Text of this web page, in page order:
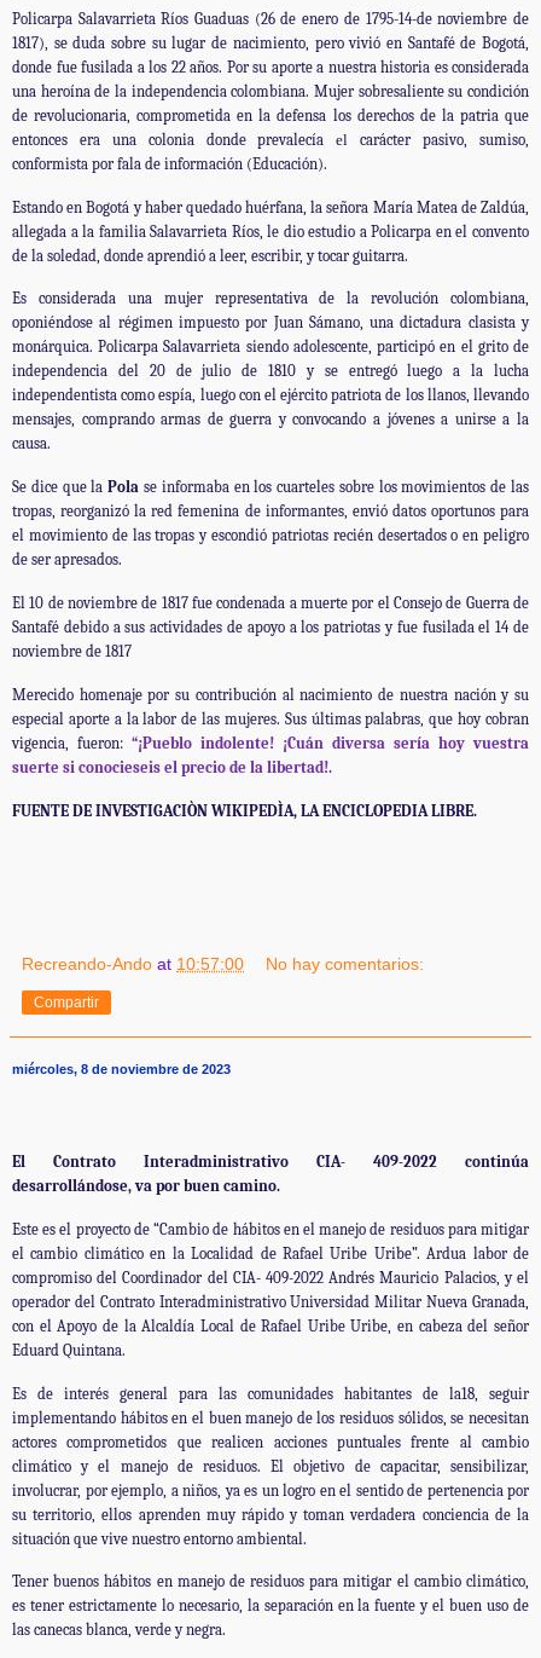
Policarpa Salavarrieta Ríos Guaduas (26 de enero de 1795-14-de noviembre de
1817), se duda sobre su lugar de nacimiento, pero vivió en Santafé de Bogotá,
donde fue fusilada a los 22 años. Por su aporte a nuestra historia es considerada
una heroína de la independencia colombiana. Mujer sobresaliente su condición
de revolucionaria, comprometida en la defensa los derechos de la patria que
entonces era una colonia donde prevalecíaelcarácter
pasivo, sumiso,
conformista por fala de información (Educación).
Estando en Bogotá y haber quedado huérfana, la señora María Matea de Zaldúa,
allegada a la familia Salavarrieta Ríos, le dio estudio a Policarpa en el convento
de la soledad, donde aprendió a leer, escribir, y tocar guitarra.
Es considerada una mujer representativa de la revolución colombiana,
oponiéndose al régimen impuesto por Juan Sámano, una dictadura clasista y
monárquica. Policarpa Salavarrieta siendo adolescente, participó en el grito de
independencia del 20 de julio de 1810 y se entregó luego a la lucha
independentista como espía, luego con el ejército patriota de los llanos, llevando
mensajes, comprando armas de guerra y convocando a jóvenes a unirse a la
causa.
Se dice que laPola se informaba en los cuarteles sobre los movimientos de las
tropas, reorganizó la red femenina de informantes, envió datos oportunos para
el movimiento de las tropas y escondió patriotas recién desertados o en peligro
de ser apresados.
El 10 de noviembre de 1817 fue condenada a muerte por el Consejo de Guerra de
Santafé debido a sus actividades de apoyo a los patriotas y fue fusilada el 14 de
noviembre de 1817
Merecido homenaje por su contribución al nacimiento de nuestra nación y su
especial aporte a la labor de las mujeres. Sus últimas palabras, que hoy cobran
vigencia, fueron: “¡Pueblo indolente! ¡Cuán diversa sería hoy vuestra
suerte si conocieseis el precio de la libertad!.
FUENTE DE INVESTIGACIÒN WIKIPEDÌA, LA ENCICLOPEDIA LIBRE.
Recreando-Ando at 10:57:00 No hay comentarios:
Compartir
miércoles, 8 de noviembre de 2023
El Contrato Interadministrativo CIA- 409-2022 continúa
desarrollándose, va por buen camino.
Este es el proyecto de “Cambio de hábitos en el manejo de residuos para mitigar
el cambio climático en la Localidad de Rafael Uribe Uribe”. Ardua labor de
compromiso del Coordinador del CIA- 409-2022 Andrés Mauricio Palacios, y el
operador del Contrato Interadministrativo Universidad Militar Nueva Granada,
con el Apoyo de la Alcaldía Local de Rafael Uribe Uribe, en cabeza del señor
Eduard Quintana.
Es de interés general para las comunidades habitantes de la18, seguir
implementando hábitos en el buen manejo de los residuos sólidos, se necesitan
actores comprometidos que realicen acciones puntuales frente al cambio
climático y el manejo de residuos. El objetivo de capacitar, sensibilizar,
involucrar, por ejemplo, a niños, ya es un logro en el sentido de pertenencia por
su territorio, ellos aprenden muy rápido y toman verdadera conciencia de la
situación que vive nuestro entorno ambiental.
Tener buenos hábitos en manejo de residuos para mitigar el cambio climático,
es tener estrictamente lo necesario, la separación en la fuente y el buen uso de
las canecas blanca, verde y negra.